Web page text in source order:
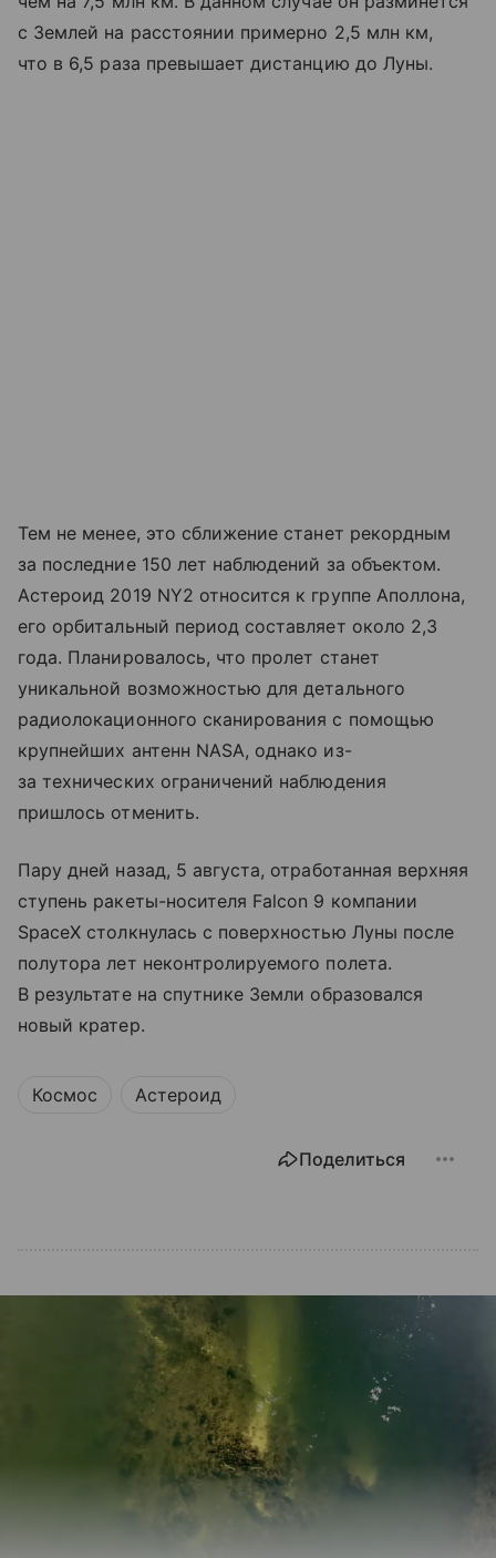
с Землей на расстоянии примерно 2,5 млн км,
что в 6,5 раза превышает дистанцию до Луны.
Тем не менее, это сближение станет рекордным
за последние 150 лет наблюдений за объектом.
Астероид 2019 NY2 относится к группе Аполлона,
его орбитальный период составляет около 2,3
года. Планировалось, что пролет станет
уникальной возможностью для детального
радиолокационного сканирования с помощью
крупнейших антенн NASA, однако из-
за технических ограничений наблюдения
пришлось отменить.
Пару дней назад, 5 августа, отработанная верхняя
ступень ракеты-носителя Falcon 9 компании
SpaceX столкнулась с поверхностью Луны после
полутора лет неконтролируемого полета.
В результате на спутнике Земли образовался
новый кратер.
Космос Астероид
Поделиться